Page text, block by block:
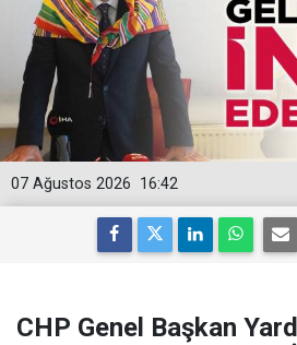
16:42
07 Ağustos 2026
CHP Genel Başkan